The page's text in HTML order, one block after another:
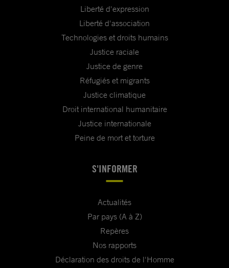
Liberté d'expression
Liberté d'association
Technologies et droits humains
Justice raciale
Justice de genre
Réfugiés et migrants
Justice climatique
Droit international humanitaire
Justice internationale
Peine de mort et torture
S'INFORMER
Actualités
Par pays (A à Z)
Repères
Nos rapports
Déclaration des droits de l'Homme